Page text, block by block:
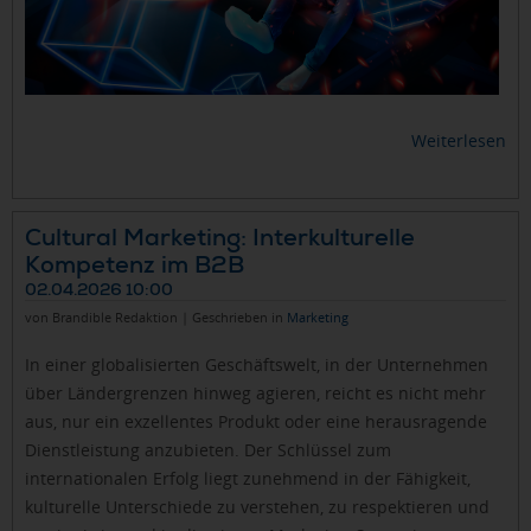
Weiterlesen
Cultural Marketing: Interkulturelle
Kompetenz im B2B
02.04.2026 10:00
von Brandible Redaktion | Geschrieben in Marketing
In einer globalisierten Geschäftswelt, in der Unternehmen
über Ländergrenzen hinweg agieren, reicht es nicht mehr
aus, nur ein exzellentes Produkt oder eine herausragende
Dienstleistung anzubieten. Der Schlüssel zum
internationalen Erfolg liegt zunehmend in der Fähigkeit,
kulturelle Unterschiede zu verstehen, zu respektieren und